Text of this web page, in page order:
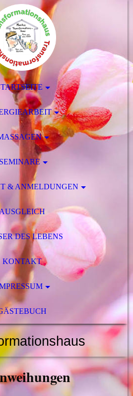
SEMINARE
& ANMELDUNGEN
DES LEBENS
KONTAKT
ungen